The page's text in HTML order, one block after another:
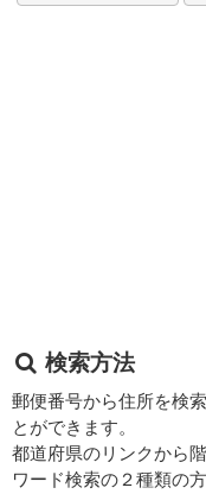
検索方法
郵便番号から住所を検
とができます。
都道府県のリンクから
ワード検索の２種類の